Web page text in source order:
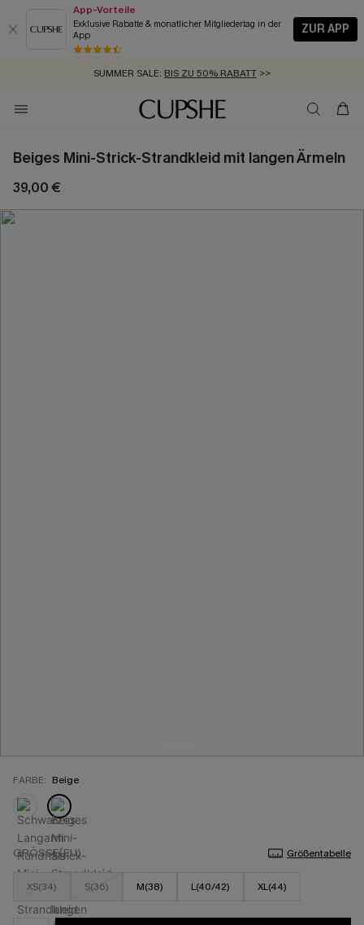
App-Vorteile
Exklusive Rabatte & monatlicher Mitgliedertag in der
App
ZUR APP
GRATIS MASSBAND MIT JEDEM SCHNELLVERSAND-ARTIKEL >>
SUMMER SALE: BIS ZU 50% RABATT >>
ZUM NEWSLETTER:BIS ZU -20% EXTRA ERHALTEN
KOSTENLOSER VERSAND AB 89 €
Beiges Mini-Strick-Strandkleid mit langen Ärmeln
39,00 €
FARBE: Beige
GRÖSSE(EU) Größentabelle
XS(34) S(36) M(38) L(40/42) XL(44)